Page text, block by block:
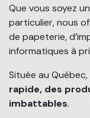
Que vous soyez
particulier, nous
de papeterie,
informatiques à
Située au
rapide, des
imbattables.